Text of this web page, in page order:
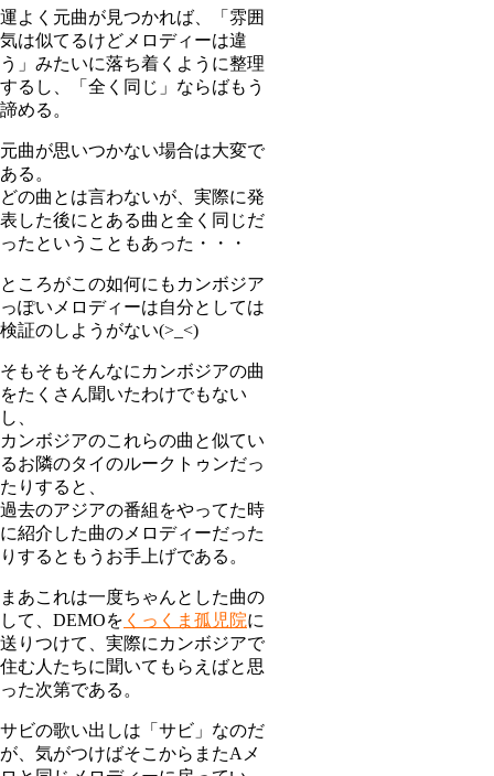
運よく元曲が見つかれば、「雰囲
気は似てるけどメロディーは違
う」みたいに落ち着くように整理
するし、「全く同じ」ならばもう
諦める。
元曲が思いつかない場合は大変で
ある。
どの曲とは言わないが、実際に発
表した後にとある曲と全く同じだ
ったということもあった・・・
ところがこの如何にもカンボジア
っぽいメロディーは自分としては
検証のしようがない(>_<)
そもそもそんなにカンボジアの曲
をたくさん聞いたわけでもない
し、
カンボジアのこれらの曲と似てい
るお隣のタイのルークトゥンだっ
たりすると、
過去のアジアの番組をやってた時
に紹介した曲のメロディーだった
りするともうお手上げである。
まあこれは一度ちゃんとした曲の
して、DEMOを くっくま孤児院に
送りつけて、実際にカンボジアで
住む人たちに聞いてもらえばと思
った次第である。
サビの歌い出しは「サビ」なのだ
が、気がつけばそこからまたAメ